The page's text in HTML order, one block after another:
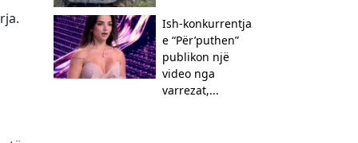
Ish-konkurrentja
e “Për’puthen”
publikon një
video nga
varrezat,...